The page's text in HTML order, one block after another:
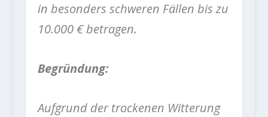
in besonders schweren Fällen bis zu
10.000 € betragen.
Begründung:
Aufgrund der trockenen Witterung